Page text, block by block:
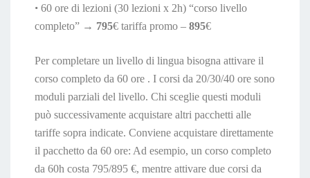
• 60 ore di lezioni (30 lezioni x 2h) “corso livello
completo” → 795€ tariffa promo – 895€
Per completare un livello di lingua bisogna attivare il
corso completo da 60 ore . I corsi da 20/30/40 ore sono
moduli parziali del livello. Chi sceglie questi moduli
può successivamente acquistare altri pacchetti alle
tariffe sopra indicate. Conviene acquistare direttamente
il pacchetto da 60 ore: Ad esempio, un corso completo
da 60h costa 795/895 €, mentre attivare due corsi da